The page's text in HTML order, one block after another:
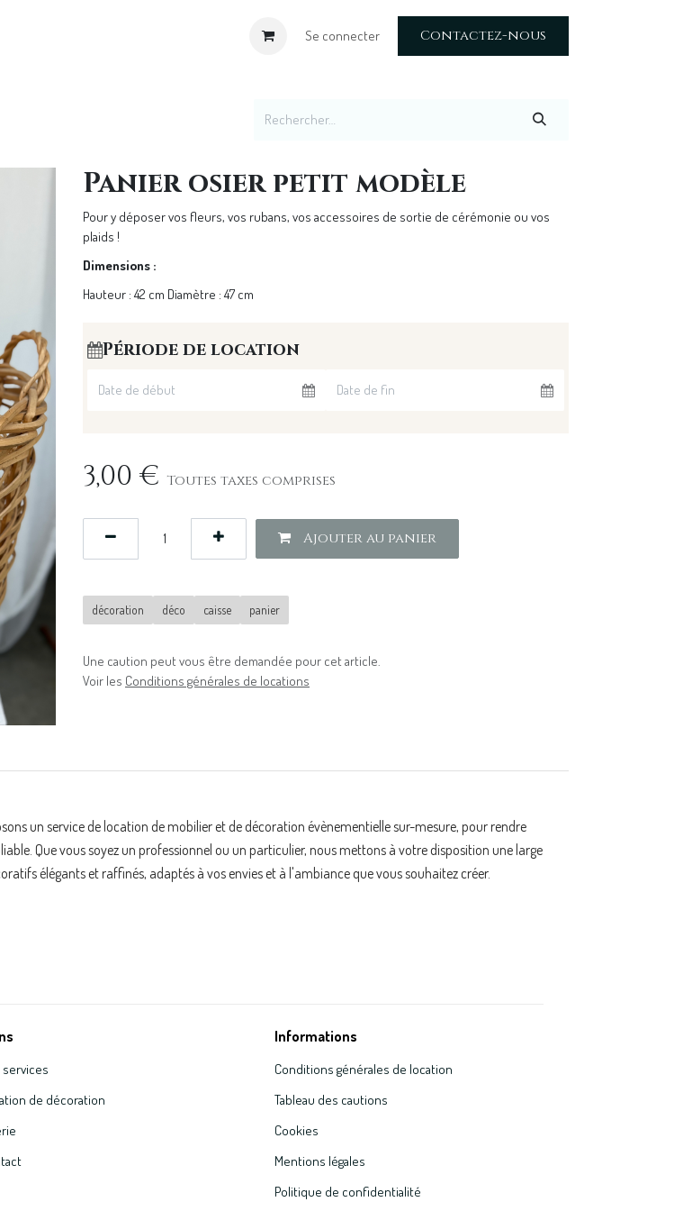
Se connecter Contactez-nous
Panier osier petit modèle
Pour y déposer vos fleurs, vos rubans, vos accessoires de sortie de cérémonie ou vos
plaids !
Dimensions :
Hauteur : 42 cm Diamètre : 47 cm
Période de location
3,00 € Toutes taxes comprises
Ajouter au panier
décoration déco caisse panier
Une caution peut vous être demandée pour cet article.
Voir les Conditions générales de locations
un service de location de mobilier et de décoration évènementielle sur-mesure, pour rendre
Que vous soyez un professionnel ou un particulier, nous mettons à votre disposition une large
élégants et raffinés, adaptés à vos envies et à l'ambiance que vous souhaitez créer.
services
de décoration
Informations
Conditions générales de location
Tableau des cautions
Cookies
Mentions légales
Politique de confidentialité